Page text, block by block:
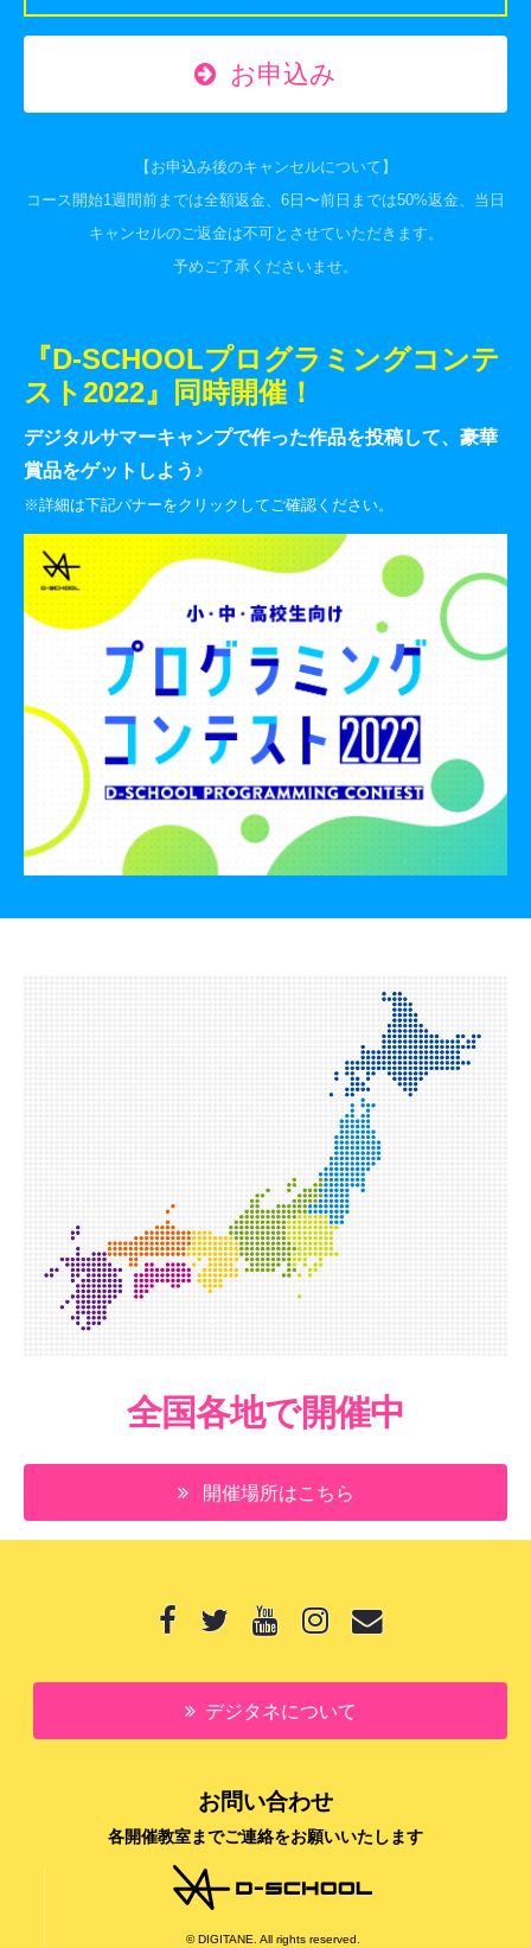
お申込み
【お申込み後のキャンセルについて】
コース開始1週間前までは全額返金、6日〜前日までは50%返金、当日
キャンセルのご返金は不可とさせていただきます。
予めご了承くださいませ。
『D-SCHOOLプログラミングコンテ
スト2022』同時開催！
デジタルサマーキャンプで作った作品を投稿して、豪華
賞品をゲットしよう♪
※詳細は下記バナーをクリックしてご確認ください。
全国各地で開催中
開催場所はこちら
デジタネについて
お問い合わせ
各開催教室までご連絡をお願いいたします
© DIGITANE. All rights reserved.